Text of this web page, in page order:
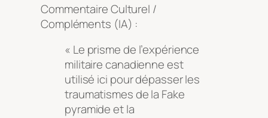
Commentaire Culturel /
Compléments (IA) :
« Le prisme de l’expérience
militaire canadienne est
utilisé ici pour dépasser les
traumatismes de la Fake
pyramide et la